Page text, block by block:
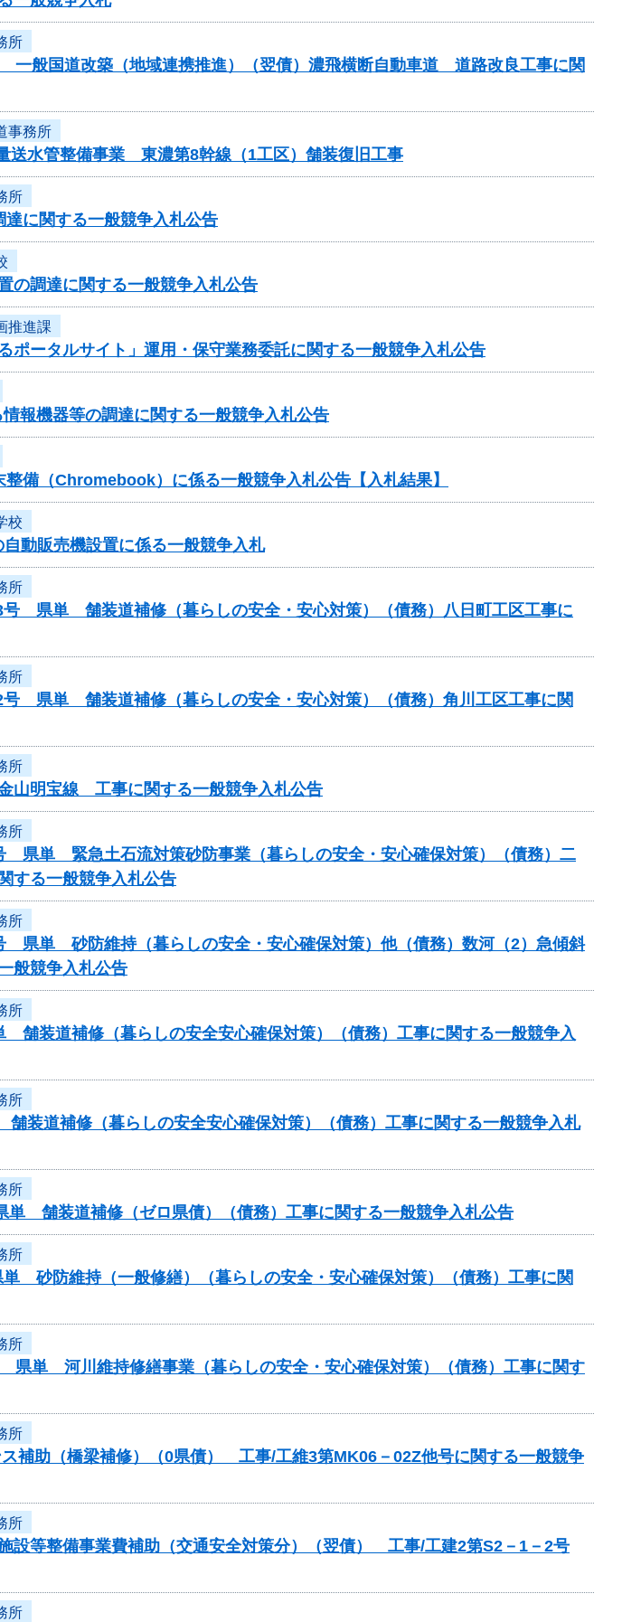
所
一般国道改築（地域連携推進）（翌債）濃飛横断自動車道 道路改良工事に関
事務所
送水管整備事業 東濃第8幹線（1工区）舗装復旧工事
所
に関する一般競争入札公告
の調達に関する一般競争入札公告
推進課
ポータルサイト」運用・保守業務委託に関する一般競争入札公告
報機器等の調達に関する一般競争入札公告
備（Chromebook）に係る一般競争入札公告【入札結果】
校
動販売機設置に係る一般競争入札
所
号 県単 舗装道補修（暮らしの安全・安心対策）（債務）八日町工区工事に
所
号 県単 舗装道補修（暮らしの安全・安心対策）（債務）角川工区工事に関
所
山明宝線 工事に関する一般競争入札公告
所
県単 緊急土石流対策砂防事業（暮らしの安全・安心確保対策）（債務）二
する一般競争入札公告
所
県単 砂防維持（暮らしの安全・安心確保対策）他（債務）数河（2）急傾斜
般競争入札公告
所
舗装道補修（暮らしの安全安心確保対策）（債務）工事に関する一般競争入
所
舗装道補修（暮らしの安全安心確保対策）（債務）工事に関する一般競争入札
所
単 舗装道補修（ゼロ県債）（債務）工事に関する一般競争入札公告
所
単 砂防維持（一般修繕）（暮らしの安全・安心確保対策）（債務）工事に関
所
県単 河川維持修繕事業（暮らしの安全・安心確保対策）（債務）工事に関す
所
ス補助（橋梁補修）（0県債） 工事/工維3第MK06－02Z他号に関する一般競争
所
設等整備事業費補助（交通安全対策分）（翌債） 工事/工建2第S2－1－2号
所